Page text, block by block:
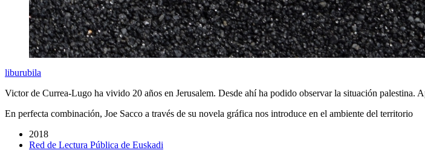
liburubila
Victor de Currea-Lugo ha vivido 20 años en Jerusalem. Desde ahí ha podido observar la situación palestina.
En perfecta combinación, Joe Sacco a través de su novela gráfica nos introduce en el ambiente del territorio
2018
Red de Lectura Pública de Euskadi